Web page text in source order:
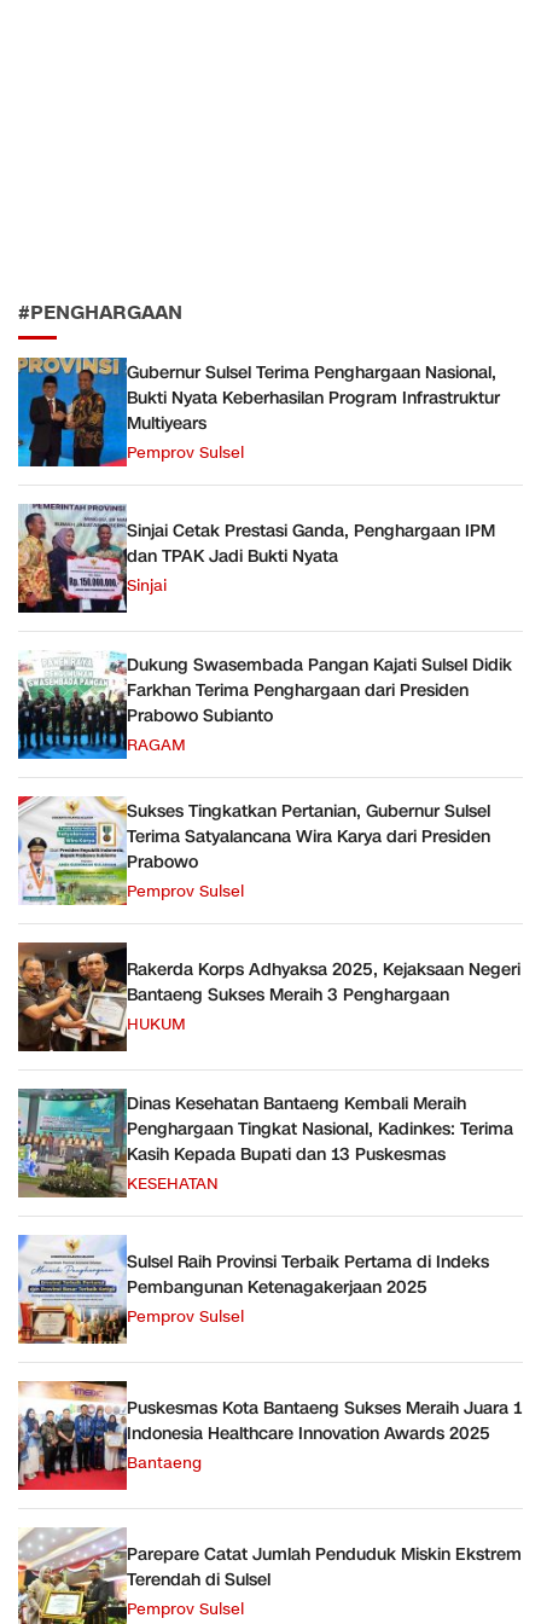
#PENGHARGAAN
Gubernur Sulsel Terima Penghargaan Nasional,
Bukti Nyata Keberhasilan Program Infrastruktur
Multiyears
Pemprov Sulsel
Sinjai Cetak Prestasi Ganda, Penghargaan IPM
dan TPAK Jadi Bukti Nyata
Sinjai
Dukung Swasembada Pangan Kajati Sulsel Didik
Farkhan Terima Penghargaan dari Presiden
Prabowo Subianto
RAGAM
Sukses Tingkatkan Pertanian, Gubernur Sulsel
Terima Satyalancana Wira Karya dari Presiden
Prabowo
Pemprov Sulsel
Rakerda Korps Adhyaksa 2025, Kejaksaan Negeri
Bantaeng Sukses Meraih 3 Penghargaan
HUKUM
Dinas Kesehatan Bantaeng Kembali Meraih
Penghargaan Tingkat Nasional, Kadinkes: Terima
Kasih Kepada Bupati dan 13 Puskesmas
KESEHATAN
Sulsel Raih Provinsi Terbaik Pertama di Indeks
Pembangunan Ketenagakerjaan 2025
Pemprov Sulsel
Puskesmas Kota Bantaeng Sukses Meraih Juara 1
Indonesia Healthcare Innovation Awards 2025
Bantaeng
Parepare Catat Jumlah Penduduk Miskin Ekstrem
Terendah di Sulsel
Pemprov Sulsel